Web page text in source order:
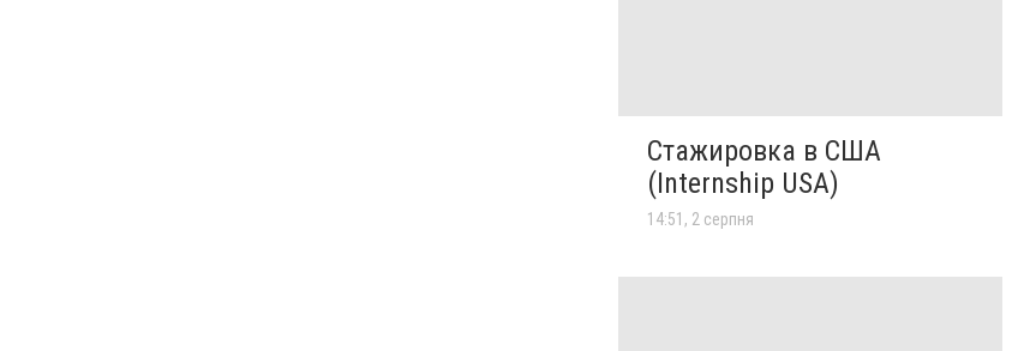
Стажировка в США
(Internship USA)
14:51, 2 серпня